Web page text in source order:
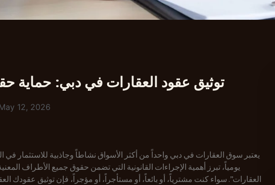
توثيق عقود العقارات في دبي: حماية
12, 2026
يعتبر سوق العقارات في دبي واحداً من أكثر الأسواق نشاطاً وجاذبية للاستثمار في
يومياً، تبرز أهمية الإجراءات القانونية التي تضمن حقوق جميع الأطراف
العقارات”. سواء كنت مشترياً، أو بائعاً، أو مستأجراً، أو مؤجراً، فإن توثيق عقودك